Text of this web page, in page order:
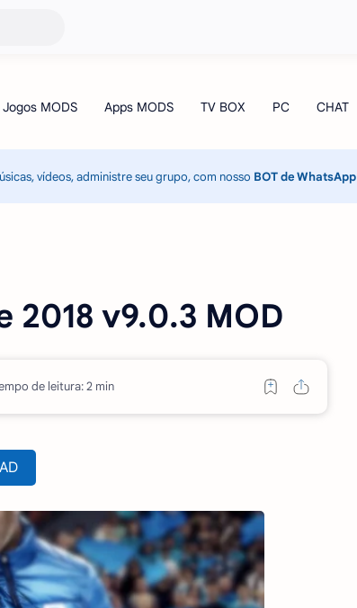
vídeos, administre seu grupo, com nosso BOT de WhatsApp
2018 v9.0.3 MOD
de leitura: 2 min